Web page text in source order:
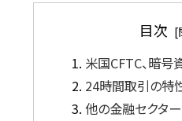
目次
米国CFTC、暗
24時間取引の特
他の金融セクタ